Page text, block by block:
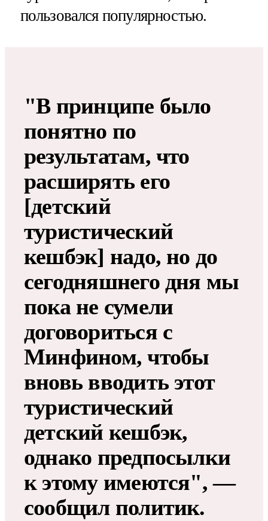
пользовался популярностью.
"В принципе было
понятно по
результатам, что
расширять его
[детский
туристический
кешбэк] надо, но до
сегодняшнего дня мы
пока не сумели
договориться с
Минфином, чтобы
вновь вводить этот
туристический
детский кешбэк,
однако предпосылки
к этому имеются", —
сообщил политик.